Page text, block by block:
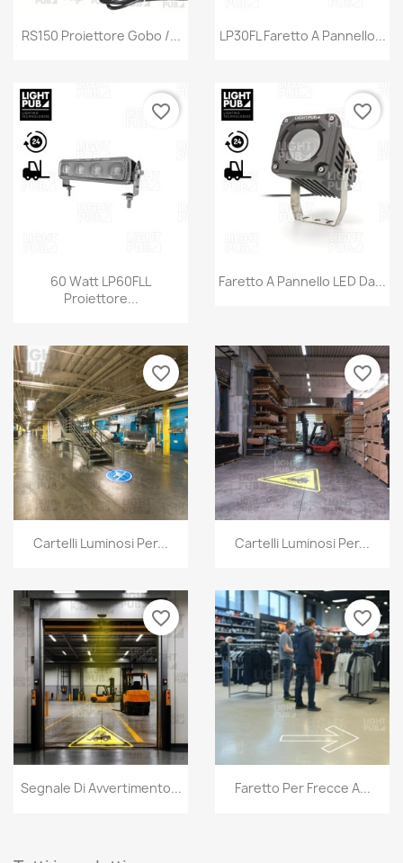
RS150 Proiettore Gobo /... LP30FL Faretto A Pannello...
60 Watt LP60FLL
Proiettore...
favorite_border
Faretto A Pannello LED Da...
favorite_border
Cartelli Luminosi Per...
favorite_border
Cartelli Luminosi Per...
favorite_border
Segnale Di Avvertimento...
favorite_border
Faretto Per Frecce A...
favorite_border